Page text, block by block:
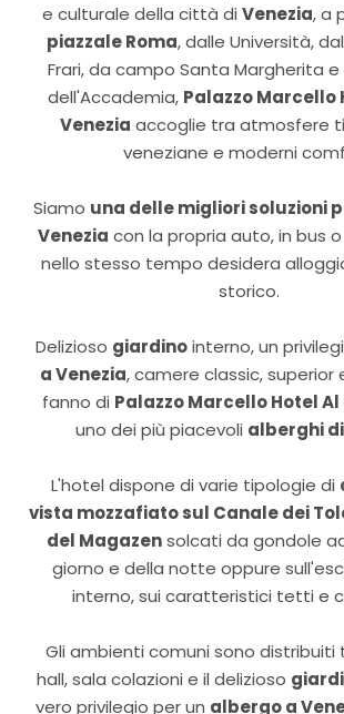
e culturale della città di Venezia, a
piazzale Roma, dalle Università,
Frari, da campo Santa Margherita e
dell'Accademia, Palazzo Marcello
Venezia accoglie tra atmosfere
veneziane e moderni
Siamo una delle migliori soluzioni
Venezia con la propria auto, in bus
nello stesso tempo desidera
storico.
Delizioso giardinointerno, un
a Venezia, camere classic, superior
fanno di Palazzo Marcello Hotel Al
uno dei più piacevoli alberghi
L'hotel dispone di varie tipologie di
vista mozzafiato sul Canale dei
del Magazensolcati da gondole
giorno e della notte oppure
interno, sui caratteristici tetti e
Gli ambienti comuni sono distribuiti
hall, sala colazioni e il delizioso
vero privilegio per un albergo a